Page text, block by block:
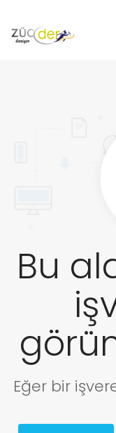
ZÜCDER
Üye Ol
Giriş Yap
Bu
Eğer bir